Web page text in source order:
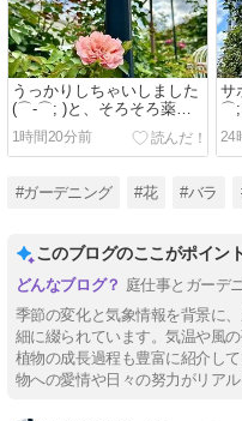
うっかりしちゃいしました
(⌒-⌒; )と、そろそろ薬剤
散布しなきゃ(^_^;)
1時間20分前
サ
⌒;
⌒;
24
#ガーデニング #花 #バラ
このブログのここがポイン
庭仕事とガーデ
季節の変化と気象情報を背景に
細に綴られています。気温や風
植物の成長過程も豊富に紹介し
物への愛情や日々の努力がリア